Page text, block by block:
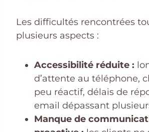
Les difficultés rencontrées
plusieurs aspects :
Accessibilité réduite :
d’attente au téléphone,
peu réactif, délais de
email dépassant
Manque de